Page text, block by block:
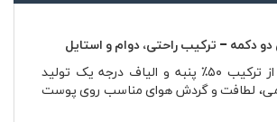
دکمه – ترکیب راحتی، دوام و استایل
جنس باکیفیت: از ترکیب ۵۰٪ پنبه و الیاف درجه یک تولید
لطافت و گردش هوای مناسب روی پوست